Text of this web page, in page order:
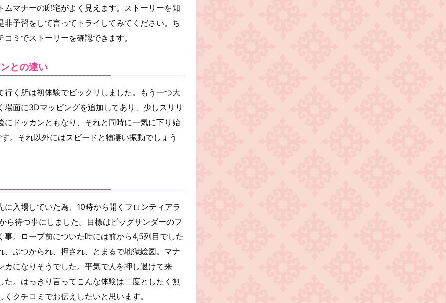
ムマナーの邸宅がよく見えます。ストーリーを知
予習をして言ってトライしてみてください。ち
ミでストーリーを確認できます。
との違い
行く所は初体験でビックリしました。もう一つ大
面に3Dマッピングを追加してあり、少しスリリ
にドッカンともなり、それと同時に一気に下り始
。それ以外にはスピードと物凄い振動でしょう
入場していた為、10時から開くフロンティアラ
ら待つ事にしました。目標はビッグサンダーのフ
事。ロープ前についた時には前から4,5列目でした
、ぶつかられ、押され、とまるで地獄絵図。マナ
カになりそうでした。平気で人を押し退けて来
た。はっきり言ってこんな体験は二度としたく無
クチコミでお伝えしたいと思います。